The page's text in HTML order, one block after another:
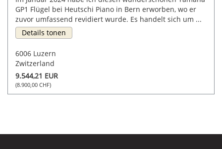
GP1 Flügel bei Heutschi Piano in Bern erworben, wo er
zuvor umfassend revidiert wurde. Es handelt sich um ...
Details tonen
6006 Luzern
Zwitzerland
9.544,21 EUR
(8.900,00 CHF)